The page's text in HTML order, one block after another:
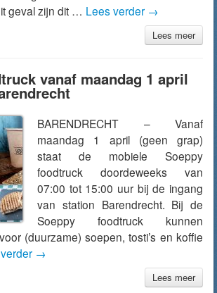
geval zijn dit … Lees verder →
Lees meer
vanaf maandag 1 april
BARENDRECHT – Vanaf
maandag 1 april (geen grap)
staat de mobiele Soeppy
foodtruck doordeweeks van
07:00 tot 15:00 uur bij de ingang
van station Barendrecht. Bij de
Soeppy foodtruck kunnen
(duurzame) soepen, tosti’s en koffie
→
Lees meer